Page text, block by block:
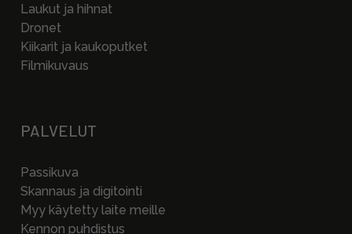
Laukut ja hihnat
Dronet
Kiikarit ja kaukoputket
Filmikuvaus
PALVELUT
Passikuva
Skannaus ja digitointi
Myy käytetty laite meille
Kennon puhdistus